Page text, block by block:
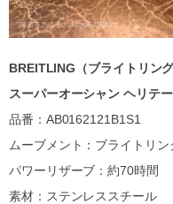
BREITLING（ブライトリング
スーパーオーシャン ヘリテ
品番：AB0162121B1S1
ムーブメント：ブライトリン
パワーリザーブ：約70時間
素材：ステンレススチール